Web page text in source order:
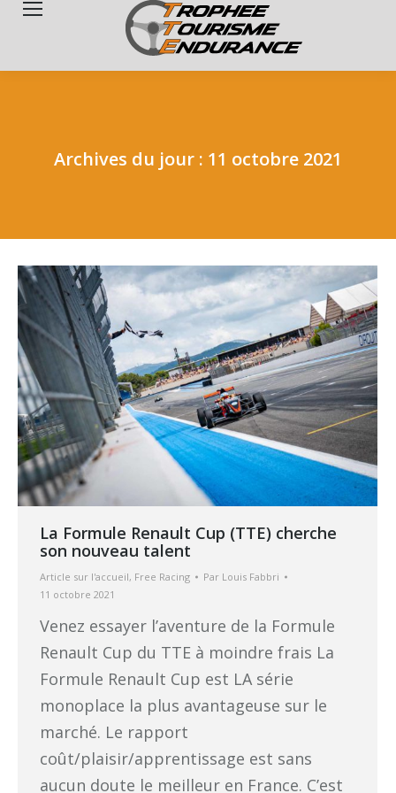
Archives du jour : 11 octobre 2021
La Formule Renault Cup (TTE) cherche
son nouveau talent
Article sur l'accueil, Free Racing Par Louis Fabbri
11 octobre 2021
Venez essayer l’aventure de la Formule
Renault Cup du TTE à moindre frais La
Formule Renault Cup est LA série
monoplace la plus avantageuse sur le
marché. Le rapport
coût/plaisir/apprentissage est sans
aucun doute le meilleur en France. C’est